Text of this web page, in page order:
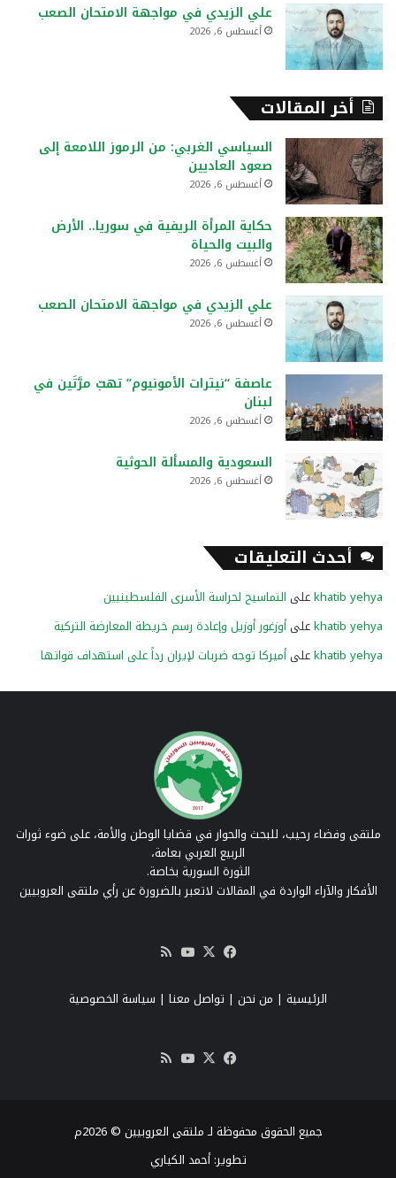
علي الزيدي في مواجهة الامتحان الصعب
أغسطس 6, 2026
أخر المقالات
السياسي الغربي: من الرموز اللامعة إلى
صعود العاديين
أغسطس 6, 2026
حكاية المرأة الريفية في سوريا.. الأرض
والبيت والحياة
أغسطس 6, 2026
علي الزيدي في مواجهة الامتحان الصعب
أغسطس 6, 2026
عاصفة “نيترات الأمونيوم” تهبّ مرَّتَين في
لبنان
أغسطس 6, 2026
السعودية والمسألة الحوثية
أغسطس 6, 2026
أحدث التعليقات
khatib yehyaعلى التماسيح لحراسة الأسرى الفلسطينيين
khatib yehyaعلىأوزغور أوزيل وإعادة رسم خريطة المعارضة التركية
khatib yehyaعلىأميركا توجه ضربات لإيران رداً على استهداف قواتها
ملتقى وفضاء رحيب، للبحث والحوار في قضايا الوطن والأمة، على ضوء ثورات
الربيع العربي بعامة،
الثورة السورية بخاصة.
الأفكار والآراء الواردة في المقالات لاتعبر بالضرورة عن رأي ملتقى العروبيين
فيسبوك
‫X
‫YouTube
RSS
الرئيسية | من نحن | تواصل معنا | سياسة الخصوصية
فيسبوك
‫X
‫YouTube
جميع الحقوق محفوظة لـ ملتقى العروبيين © 2026م
تطوير:أحمد الكياري